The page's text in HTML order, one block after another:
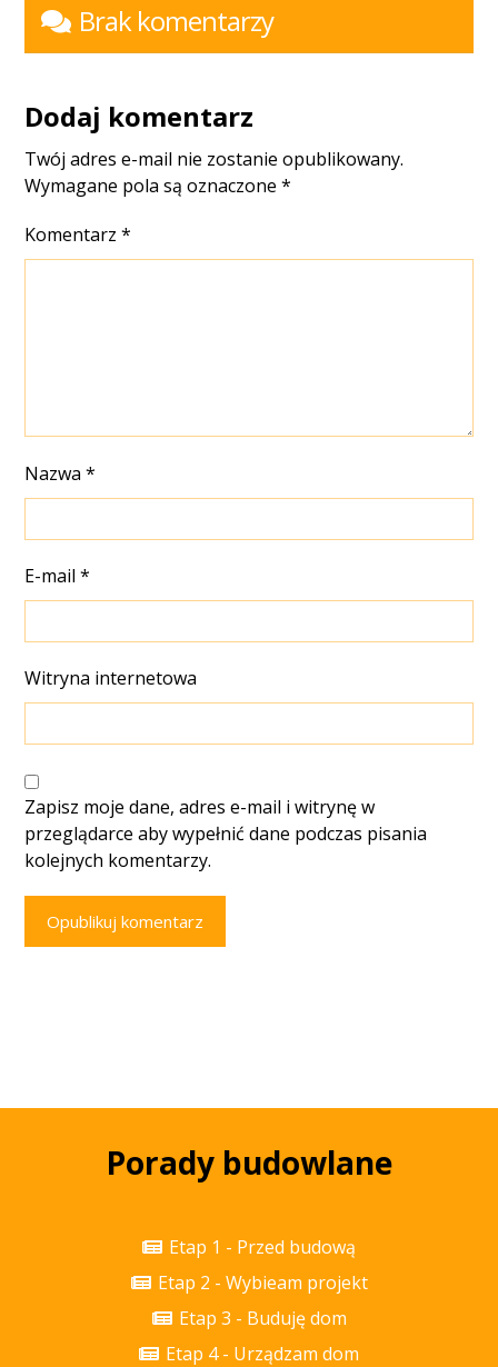
Brak komentarzy
Dodaj komentarz
Twój adres e-mail nie zostanie opublikowany.
Wymagane pola są oznaczone*
Komentarz*
Nazwa*
E-mail*
Witryna internetowa
Zapisz moje dane, adres e-mail i witrynę w
przeglądarce aby wypełnić dane podczas pisania
kolejnych komentarzy.
Opublikuj komentarz
Porady budowlane
Etap 1 - Przed budową
Etap 2 - Wybieam projekt
Etap 3 - Buduję dom
Etap 4 - Urządzam dom